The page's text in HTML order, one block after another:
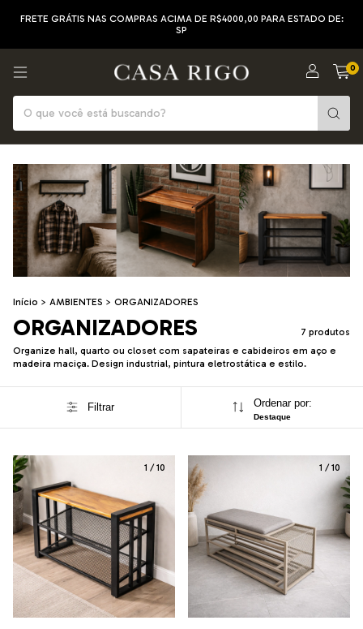
FRETE GRÁTIS NAS COMPRAS ACIMA DE R$4000,00 PARA ESTADO DE:
SP
0
Início > AMBIENTES > ORGANIZADORES
ORGANIZADORES
7 produtos
Organize hall, quarto ou closet com sapateiras e cabideiros em aço e
madeira maciça. Design industrial, pintura eletrostática e estilo.
Filtrar Ordenar por:
Destaque
1 /10 1 /10